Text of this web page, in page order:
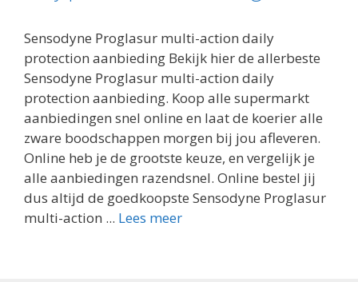
Sensodyne Proglasur multi-action daily
protection aanbieding Bekijk hier de allerbeste
Sensodyne Proglasur multi-action daily
protection aanbieding. Koop alle supermarkt
aanbiedingen snel online en laat de koerier alle
zware boodschappen morgen bij jou afleveren.
Online heb je de grootste keuze, en vergelijk je
alle aanbiedingen razendsnel. Online bestel jij
dus altijd de goedkoopste Sensodyne Proglasur
multi-action ... Lees meer